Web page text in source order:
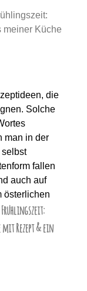
meiner Küche
die
Solche
man in der
selbst
fallen
auch auf
österlichen
Frühlingszeit:
mit Rezept & ein